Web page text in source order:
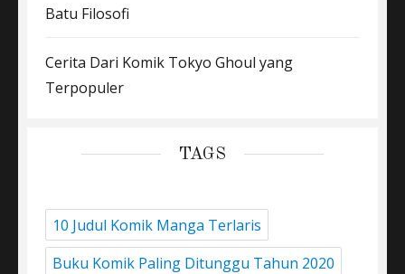
Batu Filosofi
Cerita Dari Komik Tokyo Ghoul yang
Terpopuler
TAGS
10 Judul Komik Manga Terlaris
Buku Komik Paling Ditunggu Tahun 2020